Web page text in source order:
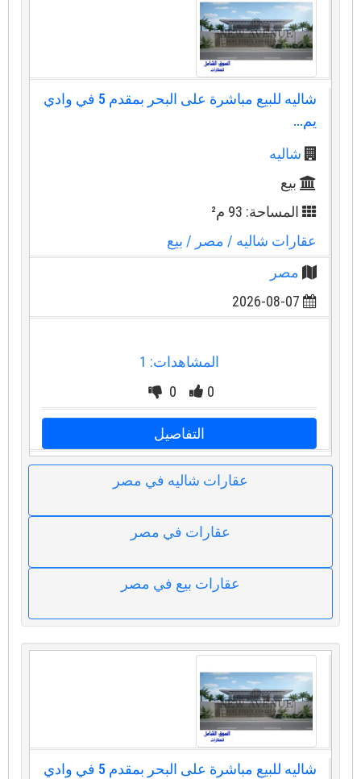
شاليه للبيع مباشرة على البحر بمقدم 5 في وادي
يم...
شاليه
بيع
المساحة: 93 م²
عقارات شاليه/ مصر / بيع
مصر
2026-08-07
المشاهدات: 1
0
0
التفاصيل
عقارات شاليه في مصر
عقارات في مصر
عقارات بيع في مصر
شاليه للبيع مباشرة على البحر بمقدم 5 في وادي